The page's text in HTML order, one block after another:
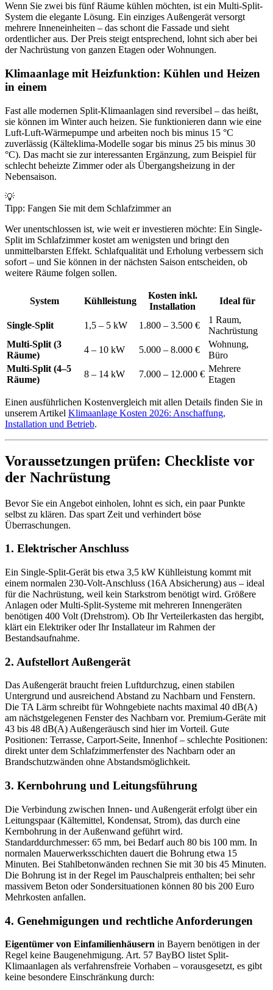
Wenn Sie zwei bis fünf Räume kühlen möchten, ist ein Multi-Split-
System die elegante Lösung. Ein einziges Außengerät versorgt
mehrere Inneneinheiten – das schont die Fassade und sieht
ordentlicher aus. Der Preis steigt entsprechend, lohnt sich aber bei
der Nachrüstung von ganzen Etagen oder Wohnungen.
Klimaanlage mit Heizfunktion: Kühlen und Heizen
in einem
Fast alle modernen Split-Klimaanlagen sind reversibel – das heißt,
sie können im Winter auch heizen. Sie funktionieren dann wie eine
Luft-Luft-Wärmepumpe und arbeiten noch bis minus 15 °C
zuverlässig (Kälteklima-Modelle sogar bis minus 25 bis minus 30
°C). Das macht sie zur interessanten Ergänzung, zum Beispiel für
schlecht beheizte Zimmer oder als Übergangsheizung in der
Nebensaison.
💡
Tipp: Fangen Sie mit dem Schlafzimmer an
Wer unentschlossen ist, wie weit er investieren möchte: Ein Single-
Split im Schlafzimmer kostet am wenigsten und bringt den
unmittelbarsten Effekt. Schlafqualität und Erholung verbessern sich
sofort – und Sie können in der nächsten Saison entscheiden, ob
weitere Räume folgen sollen.
System Kühlleistung
Kosten inkl.
Installation
Ideal für
Single-Split 1,5 – 5 kW 1.800 – 3.500 €
1 Raum,
Nachrüstung
Multi-Split (3
Räume)
4 – 10 kW 5.000 – 8.000 €
Wohnung,
Büro
Multi-Split (4–5
Räume)
8 – 14 kW 7.000 – 12.000 €
Mehrere
Etagen
Einen ausführlichen Kostenvergleich mit allen Details finden Sie in
unserem Artikel Klimaanlage Kosten 2026: Anschaffung,
Installation und Betrieb.
Voraussetzungen prüfen: Checkliste vor
der Nachrüstung
Bevor Sie ein Angebot einholen, lohnt es sich, ein paar Punkte
selbst zu klären. Das spart Zeit und verhindert böse
Überraschungen.
1. Elektrischer Anschluss
Ein Single-Split-Gerät bis etwa 3,5 kW Kühlleistung kommt mit
einem normalen 230-Volt-Anschluss (16A Absicherung) aus – ideal
für die Nachrüstung, weil kein Starkstrom benötigt wird. Größere
Anlagen oder Multi-Split-Systeme mit mehreren Innengeräten
benötigen 400 Volt (Drehstrom). Ob Ihr Verteilerkasten das hergibt,
klärt ein Elektriker oder Ihr Installateur im Rahmen der
Bestandsaufnahme.
2. Aufstellort Außengerät
Das Außengerät braucht freien Luftdurchzug, einen stabilen
Untergrund und ausreichend Abstand zu Nachbarn und Fenstern.
Die TA Lärm schreibt für Wohngebiete nachts maximal 40 dB(A)
am nächstgelegenen Fenster des Nachbarn vor. Premium-Geräte mit
43 bis 48 dB(A) Außengeräusch sind hier im Vorteil. Gute
Positionen: Terrasse, Carport-Seite, Innenhof – schlechte Positionen:
direkt unter dem Schlafzimmerfenster des Nachbarn oder an
Brandschutzwänden ohne Abstandsmöglichkeit.
3. Kernbohrung und Leitungsführung
Die Verbindung zwischen Innen- und Außengerät erfolgt über ein
Leitungspaar (Kältemittel, Kondensat, Strom), das durch eine
Kernbohrung in der Außenwand geführt wird.
Standarddurchmesser: 65 mm, bei Bedarf auch 80 bis 100 mm. In
normalen Mauerwerksschichten dauert die Bohrung etwa 15
Minuten. Bei Stahlbetonwänden rechnen Sie mit 30 bis 45 Minuten.
Die Bohrung ist in der Regel im Pauschalpreis enthalten; bei sehr
massivem Beton oder Sondersituationen können 80 bis 200 Euro
Mehrkosten anfallen.
4. Genehmigungen und rechtliche Anforderungen
Eigentümer von Einfamilienhäusern in Bayern benötigen in der
Regel keine Baugenehmigung. Art. 57 BayBO listet Split-
Klimaanlagen als verfahrensfreie Vorhaben – vorausgesetzt, es gibt
keine besondere Einschränkung durch: